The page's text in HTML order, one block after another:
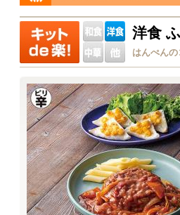
洋食
はんぺん